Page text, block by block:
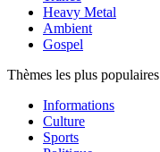
Heavy Metal
Ambient
Gospel
Thèmes les plus populaires
Informations
Culture
Sports